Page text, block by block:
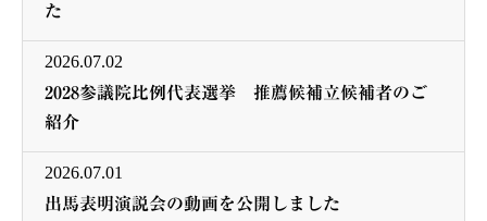
た
2026.07.02
2028参議院比例代表選挙 推薦候補立候補者のご
紹介
2026.07.01
出馬表明演説会の動画を公開しました